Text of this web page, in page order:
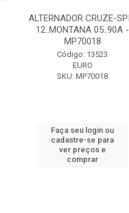
ALTERNADOR CRUZE-
12..MONTANA 05..90A -
MP70018
Código: 13523
EURO
SKU: MP70018
Faça seu login ou
cadastre-se para
ver preços e
comprar